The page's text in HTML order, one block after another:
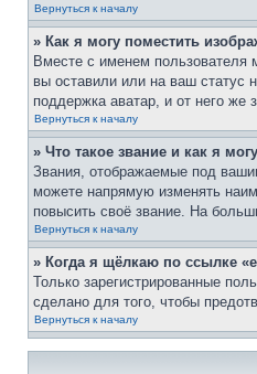
Вернуться к началу
» Как я могу поместить
Вместе с именем пользователя
вы оставили или на ваш статус
поддержка аватар, и от него же
Вернуться к началу
» Что такое звание и как я
Звания, отображаемые под
можете напрямую изменять
повысить своё звание. На
Вернуться к началу
» Когда я щёлкаю по ссылке
Только зарегистрированные
сделано для того, чтобы
Вернуться к началу